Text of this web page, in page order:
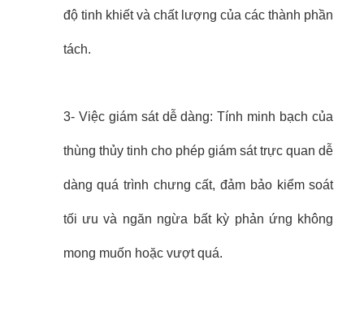
độ tinh khiết và chất lượng của các thành phần
tách.
3- Việc giám sát dễ dàng: Tính minh bạch của
thùng thủy tinh cho phép giám sát trực quan dễ
dàng quá trình chưng cất, đảm bảo kiểm soát
tối ưu và ngăn ngừa bất kỳ phản ứng không
mong muốn hoặc vượt quá.